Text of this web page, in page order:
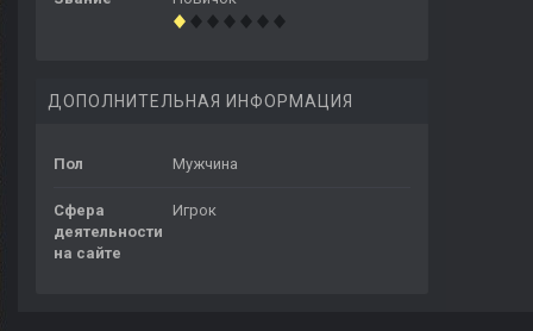
ДОПОЛНИТЕЛЬНАЯ ИНФОРМАЦИЯ
Пол Мужчина
Сфера
деятельности
на сайте
Игрок